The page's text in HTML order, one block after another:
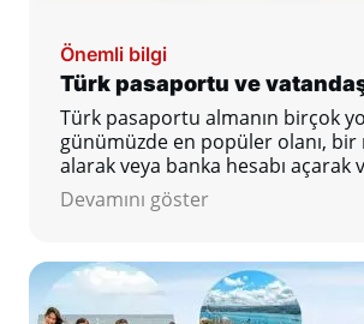
Önemli bilgi
Türk pasaportu ve
Türk pasaportu almanın birçok
günümüzde en popüler olanı, bir
alarak veya banka hesabı açarak
kazanmaktır.
Devamını göster